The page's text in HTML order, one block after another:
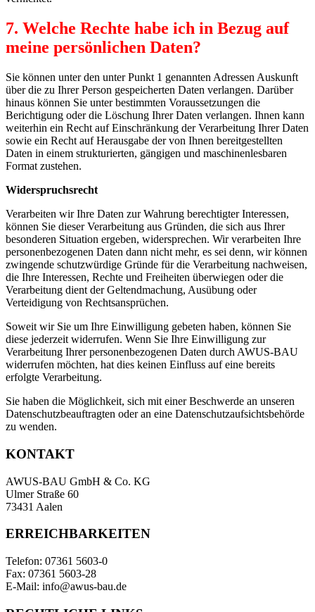
7. Welche Rechte habe ich in Bezug auf
meine persönlichen Daten?
Sie können unter den unter Punkt 1 genannten Adressen Auskunft
über die zu Ihrer Person gespeicherten Daten verlangen. Darüber
hinaus können Sie unter bestimmten Voraussetzungen die
Berichtigung oder die Löschung Ihrer Daten verlangen. Ihnen kann
weiterhin ein Recht auf Einschränkung der Verarbeitung Ihrer Daten
sowie ein Recht auf Herausgabe der von Ihnen bereitgestellten
Daten in einem strukturierten, gängigen und maschinenlesbaren
Format zustehen.
Widerspruchsrecht
Verarbeiten wir Ihre Daten zur Wahrung berechtigter Interessen,
können Sie dieser Verarbeitung aus Gründen, die sich aus Ihrer
besonderen Situation ergeben, widersprechen. Wir verarbeiten Ihre
personenbezogenen Daten dann nicht mehr, es sei denn, wir können
zwingende schutzwürdige Gründe für die Verarbeitung nachweisen,
die Ihre Interessen, Rechte und Freiheiten überwiegen oder die
Verarbeitung dient der Geltendmachung, Ausübung oder
Verteidigung von Rechtsansprüchen.
Soweit wir Sie um Ihre Einwilligung gebeten haben, können Sie
diese jederzeit widerrufen. Wenn Sie Ihre Einwilligung zur
Verarbeitung Ihrer personenbezogenen Daten durch AWUS-BAU
widerrufen möchten, hat dies keinen Einfluss auf eine bereits
erfolgte Verarbeitung.
Sie haben die Möglichkeit, sich mit einer Beschwerde an unseren
Datenschutzbeauftragten oder an eine Datenschutzaufsichtsbehörde
zu wenden.
KONTAKT
AWUS-BAU GmbH & Co. KG
Ulmer Straße 60
73431 Aalen
ERREICHBARKEITEN
Telefon: 07361 5603-0
Fax: 07361 5603-28
E-Mail: info@awus-bau.de